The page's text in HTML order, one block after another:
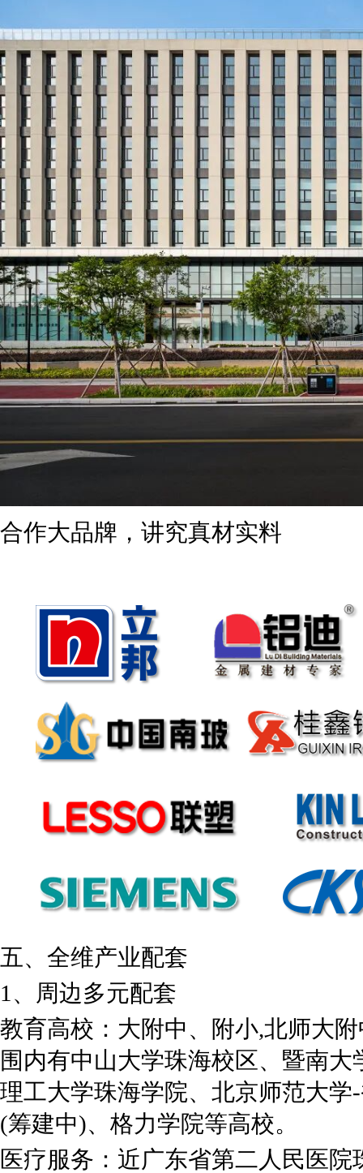
合作大品牌，讲究真材实料
五、全维产业配套
1、周边多元配套
教育高校：大附中、附小,北师大
围内有中山大学珠海校区、暨南
理工大学珠海学院、北京师范大
(筹建中)、格力学院等高校。
医疗服务：近广东省第二人民医